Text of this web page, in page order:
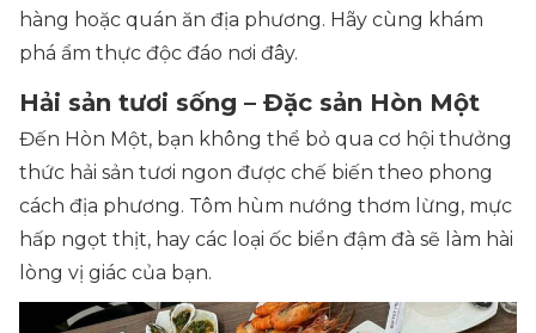
hàng hoặc quán ăn địa phương. Hãy cùng khám
phá ẩm thực độc đáo nơi đây.
Hải sản tươi sống – Đặc sản Hòn Một
Đến Hòn Một, bạn không thể bỏ qua cơ hội thưởng
thức hải sản tươi ngon được chế biến theo phong
cách địa phương. Tôm hùm nướng thơm lừng, mực
hấp ngọt thịt, hay các loại ốc biển đậm đà sẽ làm hài
lòng vị giác của bạn.